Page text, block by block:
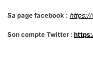
Sa page facebook : https://
Son compte Twitter :